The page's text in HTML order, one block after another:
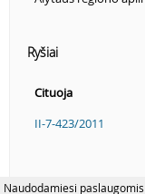
Naudodamiesi
Ryšiai
Cituoja
II-7-423/2011